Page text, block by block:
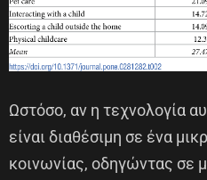
Ωστόσο, αν η τεχνολογία
είναι διαθέσιμη σε ένα
κοινωνίας, οδηγώντας σε